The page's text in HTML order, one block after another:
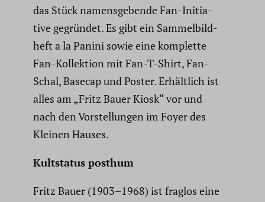
das Stück namens­ge­bende Fan-Initia­
tive gegründet. Es gibt ein Sammel­bild­
heft a la Panini sowie eine komplette
Fan-Kollek­tion mit Fan-T-Shirt, Fan-
Schal, Basecap und Poster. Erhält­lich ist
alles am „Fritz Bauer Kiosk“ vor und
nach den Vorstel­lungen im Foyer des
Kleinen Hauses.
Kultstatus posthum
Fritz Bauer (1903–1968) ist fraglos eine